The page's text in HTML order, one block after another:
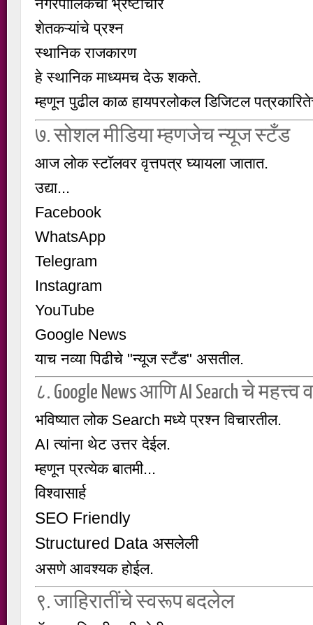
नगरपालिकेचा भ्रष्टाचार
शेतकऱ्यांचे प्रश्न
स्थानिक राजकारण
हे स्थानिक माध्यमच देऊ शकते.
म्हणून पुढील काळहायपरलोकल डिजिटल
७. सोशल मीडिया म्हणजेच न्यूज स्टँड
आज लोक स्टॉलवर वृत्तपत्र घ्यायला जातात.
उद्या...
Facebook
WhatsApp
Telegram
Instagram
YouTube
Google News
याच नव्या पिढीचे "न्यूज स्टँड" असतील.
८. Google News आणि AI Search चे महत्त्व
भविष्यात लोक Search मध्ये प्रश्न विचारतील.
AI त्यांना थेट उत्तर देईल.
म्हणून प्रत्येक बातमी...
विश्वासार्ह
SEO Friendly
Structured Data असलेली
असणे आवश्यक होईल.
९. जाहिरातींचे स्वरूप बदलेल